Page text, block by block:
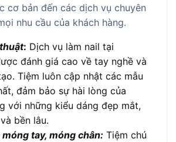
cơ bản đến các dịch vụ chuyên
nhu cầu của khách hàng.
: Dịch vụ làm nail tại
đánh giá cao về tay nghề và
Tiệm luôn cập nhật các mẫu
đảm bảo sự hài lòng của
với những kiểu dáng đẹp mắt,
bền lâu.
móng tay, móng chân: Tiệm chú